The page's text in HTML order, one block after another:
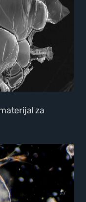
za